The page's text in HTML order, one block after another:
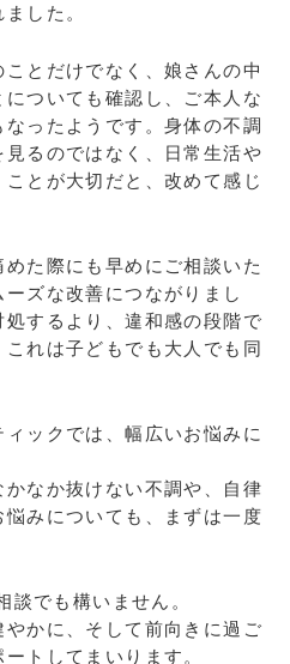
した。
とだけでなく、娘さんの中
ついても確認し、ご本人な
ったようです。身体の不調
るのではなく、日常生活や
とが大切だと、改めて感じ
た際にも早めにご相談いた
ズな改善につながりまし
するより、違和感の段階で
れは子どもでも大人でも同
ックでは、幅広いお悩みに
なか抜けない不調や、自律
みについても、まずは一度
談でも構いません。
かに、そして前向きに過ご
トしてまいります。